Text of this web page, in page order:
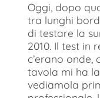
Oggi, dopo
tra lunghi
di testare la
2010. Il test in
c’erano onde,
tavola mi ha
vediamola